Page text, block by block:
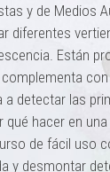
y de Medios
diferentes
Están
a detectar las
qué hacer en
de fácil uso
y desmontar